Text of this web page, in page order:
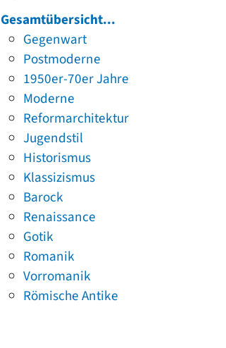
Gesamtübersicht...
Gegenwart
Postmoderne
1950er-70er Jahre
Moderne
Reformarchitektur
Jugendstil
Historismus
Klassizismus
Barock
Renaissance
Gotik
Romanik
Vorromanik
Römische Antike